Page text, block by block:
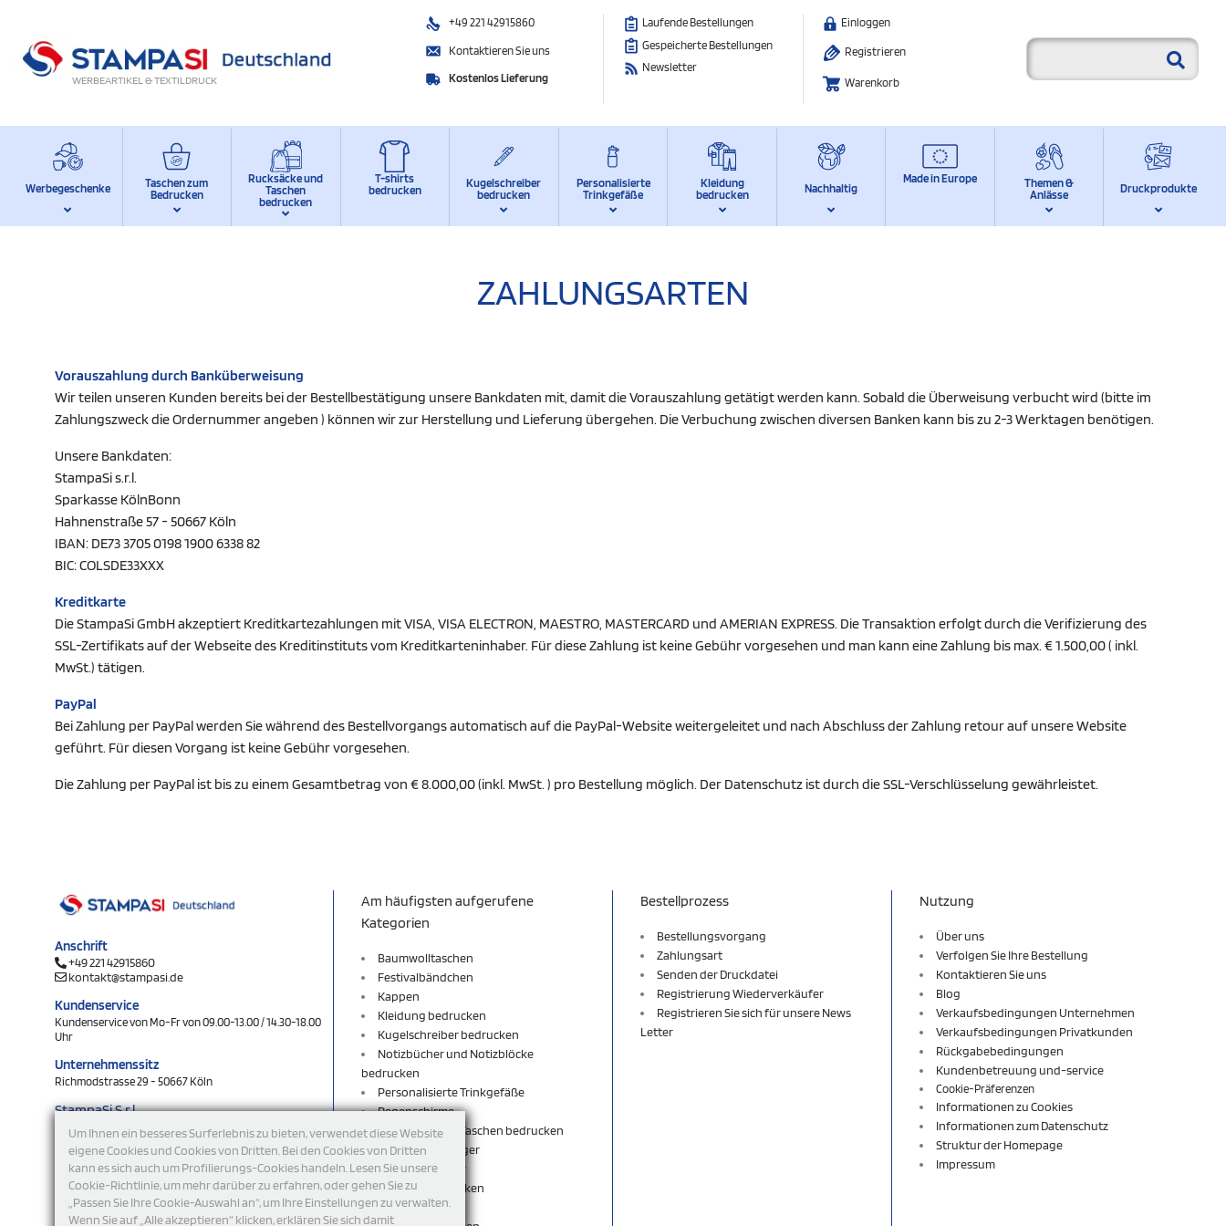
Um Ihnen ein besseres Surferlebnis zu bieten, verwendet diese Website
eigene Cookies und Cookies von Dritten. Bei den Cookies von Dritten
kann es sich auch um Profilierungs-Cookies handeln. Lesen Sie unsere
Cookie-Richtlinie, um mehr darüber zu erfahren, oder gehen Sie zu
„Passen Sie Ihre Cookie-Auswahl an“, um Ihre Einstellungen zu verwalten.
Wenn Sie auf „Alle akzeptieren“ klicken, erklären Sie sich damit
WERBEARTIKEL & TEXTILDRUCK
+49 221 42915860
Kontaktieren Sie uns
Kostenlos Lieferung
Laufende Bestellungen
Gespeicherte Bestellungen
Newsletter
Einloggen
Registrieren
Warenkorb
Werbegeschenke
Taschen zum
Bedrucken
Rucksäcke und
Taschen
bedrucken
T-shirts
bedrucken
Kugelschreiber
bedrucken
Personalisierte
Trinkgefäße
Kleidung
bedrucken
Nachhaltig
Made in Europe
Themen &
Anlässe
Druckprodukte
ZAHLUNGSARTEN
Vorauszahlung durch Banküberweisung
Wir teilen unseren Kunden bereits bei der Bestellbestätigung unsere Bankdaten mit, damit die Vorauszahlung getätigt werden kann. Sobald die Überweisung verbucht wird (bitte im
Zahlungszweck die Ordernummer angeben ) können wir zur Herstellung und Lieferung übergehen. Die Verbuchung zwischen diversen Banken kann bis zu 2-3 Werktagen benötigen.
Unsere Bankdaten:
StampaSi s.r.l.
Sparkasse KölnBonn
Hahnenstraße 57 - 50667 Köln
IBAN: DE73 3705 0198 1900 6338 82
BIC: COLSDE33XXX
Kreditkarte
Die StampaSi GmbH akzeptiert Kreditkartezahlungen mit VISA, VISA ELECTRON, MAESTRO, MASTERCARD und AMERIAN EXPRESS. Die Transaktion erfolgt durch die Verifizierung des
SSL-Zertifikats auf der Webseite des Kreditinstituts vom Kreditkarteninhaber. Für diese Zahlung ist keine Gebühr vorgesehen und man kann eine Zahlung bis max. € 1.500,00 ( inkl.
MwSt.) tätigen.
PayPal
Bei Zahlung per PayPal werden Sie während des Bestellvorgangs automatisch auf die PayPal-Website weitergeleitet und nach Abschluss der Zahlung retour auf unsere Website
geführt. Für diesen Vorgang ist keine Gebühr vorgesehen.
Die Zahlung per PayPal ist bis zu einem Gesamtbetrag von € 8.000,00 (inkl. MwSt. ) pro Bestellung möglich. Der Datenschutz ist durch die SSL-Verschlüsselung gewährleistet.
Anschrift
+49 221 42915860
kontakt@stampasi.de
Kundenservice
Kundenservice von Mo-Fr von 09.00-13.00 / 14.30-18.00
Uhr
Unternehmenssitz
Richmodstrasse 29 - 50667 Köln
StampaSi S.r.l.
folgen Sie uns
Am häufigsten aufgerufene
Kategorien
Baumwolltaschen
Festivalbändchen
Kappen
Kleidung bedrucken
Kugelschreiber bedrucken
Notizbücher und Notizblöcke
bedrucken
Personalisierte Trinkgefäße
Regenschirme
Rucksäcke und Taschen bedrucken
Schlüsselanhänger
Schlüsselbänder
Shopper bedrucken
Sweatshirt
Bestellprozess
Bestellungsvorgang
Zahlungsart
Senden der Druckdatei
Registrierung Wiederverkäufer
Registrieren Sie sich für unsere News
Letter
Nutzung
Über uns
Verfolgen Sie Ihre Bestellung
Kontaktieren Sie uns
Blog
Verkaufsbedingungen Unternehmen
Verkaufsbedingungen Privatkunden
Rückgabebedingungen
Kundenbetreuung und-service
Cookie-Präferenzen
Informationen zu Cookies
Informationen zum Datenschutz
Struktur der Homepage
Impressum